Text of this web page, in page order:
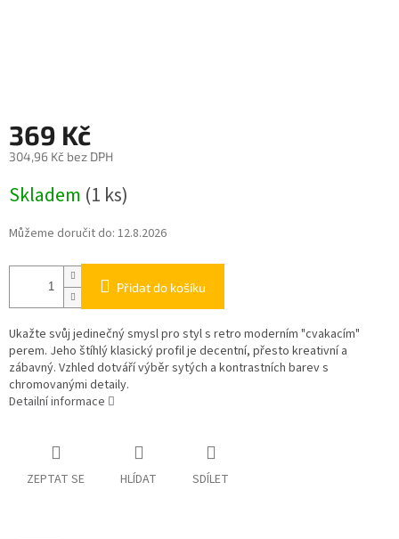
369 Kč
304,96 Kč bez DPH
cena:
Skladem (1 ks)
Můžeme doručit do: 12.8.2026
Přidat do košíku
Ukažte svůj jedinečný smysl pro styl s retro moderním "cvakacím"
perem. Jeho štíhlý klasický profil je decentní, přesto kreativní a
zábavný. Vzhled dotváří výběr sytých a kontrastních barev s
chromovanými detaily.
Detailní informace
ZEPTAT SE HLÍDAT SDÍLET